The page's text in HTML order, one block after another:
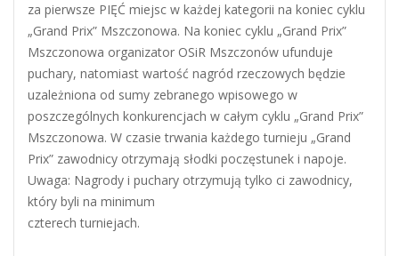
za pierwsze PIĘĆ miejsc w każdej kategorii na koniec cyklu
„Grand Prix” Mszczonowa. Na koniec cyklu „Grand Prix”
Mszczonowa organizator OSiR Mszczonów ufunduje
puchary, natomiast wartość nagród rzeczowych będzie
uzależniona od sumy zebranego wpisowego w
poszczególnych konkurencjach w całym cyklu „Grand Prix”
Mszczonowa. W czasie trwania każdego turnieju „Grand
Prix” zawodnicy otrzymają słodki poczęstunek i napoje.
Uwaga: Nagrody i puchary otrzymują tylko ci zawodnicy,
który byli na minimum
czterech turniejach.